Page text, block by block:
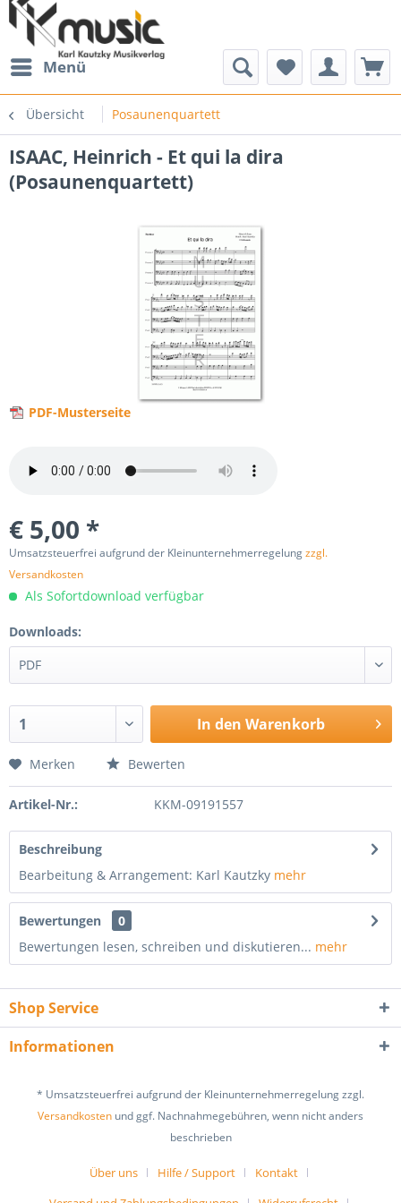
Menü
Übersicht Posaunenquartett
ISAAC, Heinrich - Et qui la dira
(Posaunenquartett)
PDF-Musterseite
€ 5,00 *
Umsatzsteuerfrei aufgrund der Kleinunternehmerregelungzzgl.
Versandkosten
Als Sofortdownload verfügbar
Downloads:
In den Warenkorb
Merken Bewerten
Artikel-Nr.: KKM-09191557
Beschreibung
Bearbeitung & Arrangement: Karl Kautzky mehr
Bewertungen
0
Bewertungen lesen, schreiben und diskutieren... mehr
Shop Service
Informationen
* Umsatzsteuerfrei aufgrund der Kleinunternehmerregelung zzgl.
Versandkosten und ggf. Nachnahmegebühren, wenn nicht anders
beschrieben
Über uns Hilfe / Support
Kontakt